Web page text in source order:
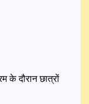
के दौरान छात्रों